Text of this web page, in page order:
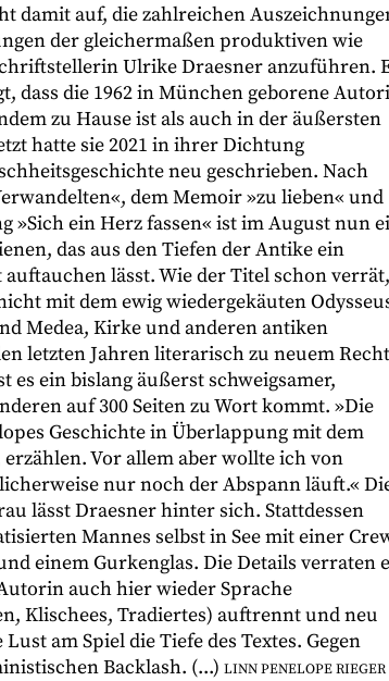
damit auf, die zahlreichen
der gleichermaßen produktiven wie
Ulrike Draesner anzuführen.
dass die 1962 in München geborene
zu Hause ist als auch in der äußersten
hatte sie 2021 in ihrer Dichtung
neu geschrieben. Nach
dem Memoir »zu lieben« und
»Sich ein Herz fassen« ist im August nun
das aus den Tiefen der Antike ein
lässt. Wie der Titel schon verrät,
mit dem ewig wiedergekäuten
Medea, Kirke und anderen antiken
letzten Jahren literarisch zu neuem Recht
es ein bislang äußerst schweigsamer,
auf 300 Seiten zu Wort kommt. »Die
Geschichte in Überlappung mit dem
Vor allem aber wollte ich von
nur noch der Abspann läuft.«
lässt Draesner hinter sich. Stattdessen
Mannes selbst in See mit einer
einem Gurkenglas. Die Details verraten
auch hier wieder Sprache
Klischees, Tradiertes) auftrennt und neu
am Spiel die Tiefe des Textes. Gegen
Backlash. (...) LINN PENELOPE RIEGER